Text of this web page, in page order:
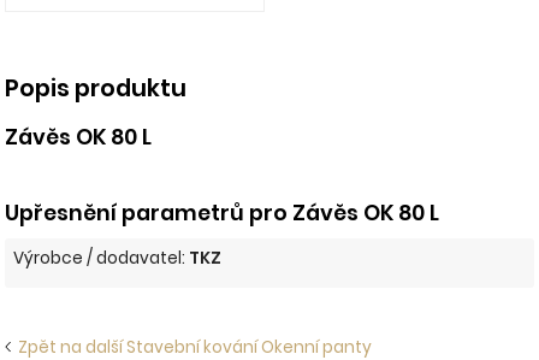
Popis produktu
Závěs OK 80 L
Upřesnění parametrů pro Závěs OK 80 L
Výrobce / dodavatel: TKZ
Zpět na další Stavební kování Okenní panty